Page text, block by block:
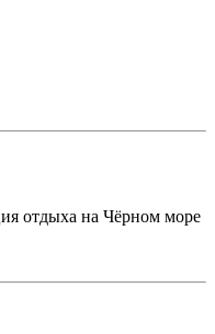
отдыха на Чёрном море